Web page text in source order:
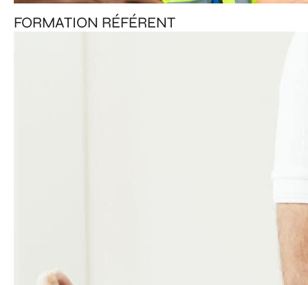
FORMATION RÉFÉRENT